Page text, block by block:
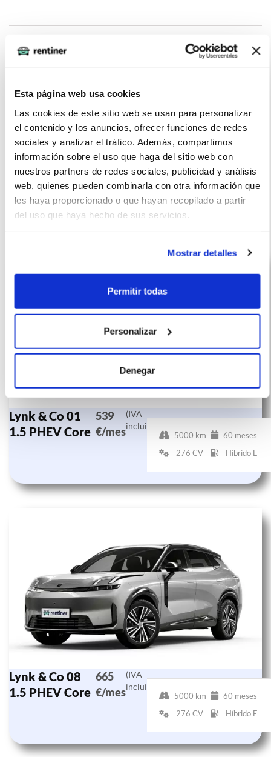
Esta página web usa cookies
Las cookies de este sitio web se usan para personalizar
el contenido y los anuncios, ofrecer funciones de redes
sociales y analizar el tráfico. Además, compartimos
información sobre el uso que haga del sitio web con
nuestros partners de redes sociales, publicidad y análisis
web, quienes pueden combinarla con otra información que
les haya proporcionado o que hayan recopilado a partir
del uso que haya hecho de sus servicios.
Mostrar detalles
Permitir todas
Personalizar
Denegar
La imagen del coche puede no coincidir con el vehículo
obtenida de la empresa ofertante del renting y tiene solo
Número de oferta:RED-RED-18923 Última actualización:
2025-11-14
Otras ofertas de Lynk Co
Lynk & Co 01
1.5 PHEV Core
539
€/mes
(IVA
incluido)
5000 km
60 meses
276 CV
Híbrido E
Lynk & Co 08
1.5 PHEV Core
665
€/mes
(IVA
incluido)
5000 km
60 meses
276 CV
Híbrido E